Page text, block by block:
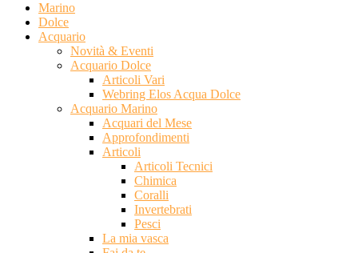
Marino
Dolce
Acquario
Novità & Eventi
Acquario Dolce
Articoli Vari
Webring Elos Acqua Dolce
Acquario Marino
Acquari del Mese
Approfondimenti
Articoli
Articoli Tecnici
Chimica
Coralli
Invertebrati
Pesci
La mia vasca